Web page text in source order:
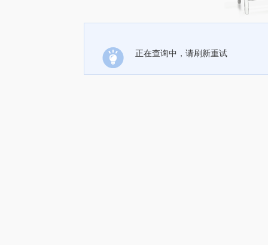
正在查询中，请刷新重试